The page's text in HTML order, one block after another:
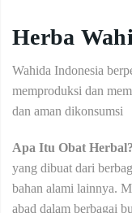
Herba
Wahida Indonesia
memproduksi dan
dan aman dikonsumsi
Apa Itu Obat Herbal?
yang dibuat dari
bahan alami lainnya.
abad dalam berbagai